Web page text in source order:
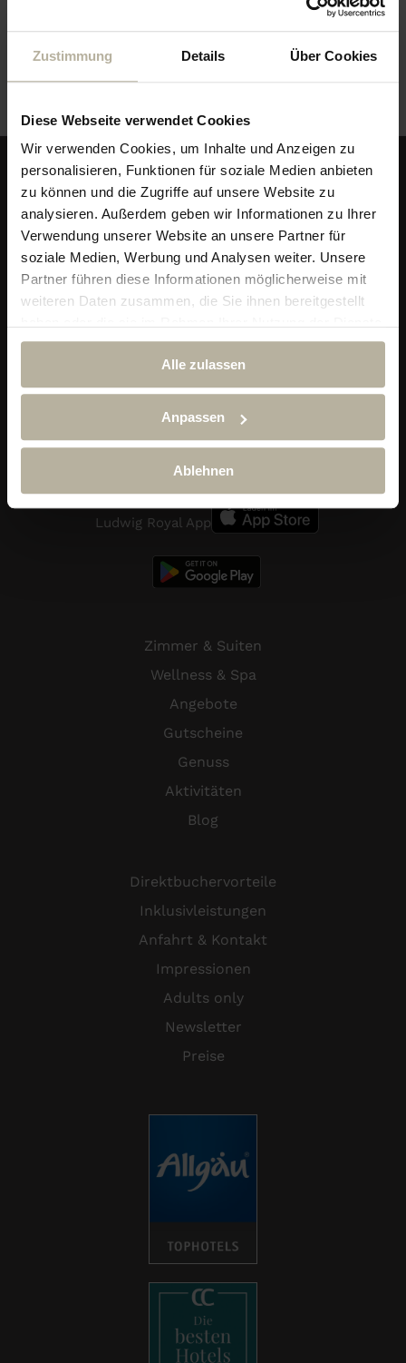
Zustimmung Details Über Cookies
Diese Webseite verwendet Cookies
Wir verwenden Cookies, um Inhalte und Anzeigen zu
personalisieren, Funktionen für soziale Medien anbieten
zu können und die Zugriffe auf unsere Website zu
analysieren. Außerdem geben wir Informationen zu Ihrer
Verwendung unserer Website an unsere Partner für
soziale Medien, Werbung und Analysen weiter. Unsere
Partner führen diese Informationen möglicherweise mit
weiteren Daten zusammen, die Sie ihnen bereitgestellt
gesammelt haben.
Alle zulassen
Anpassen
Ablehnen
Telefon:+49 (0) 838 689 10
reservierung@hotel-ludwig-royal.de
Ludwig Royal App
Zimmer & Suiten
Wellness & Spa
Angebote
Gutscheine
Genuss
Aktivitäten
Blog
Direktbuchervorteile
Inklusivleistungen
Anfahrt & Kontakt
Impressionen
Adults only
Newsletter
Preise